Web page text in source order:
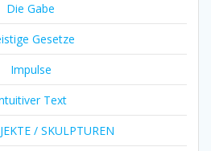
Die Gabe
Gesetze
Impulse
Text
/ SKULPTUREN